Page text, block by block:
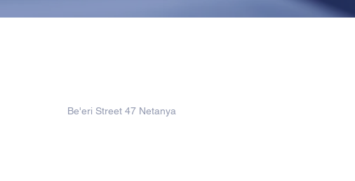
Be'eri Street 47 Netanya